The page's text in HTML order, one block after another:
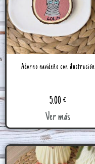
Adorno navideño con ilustración
5.00€
Ver más